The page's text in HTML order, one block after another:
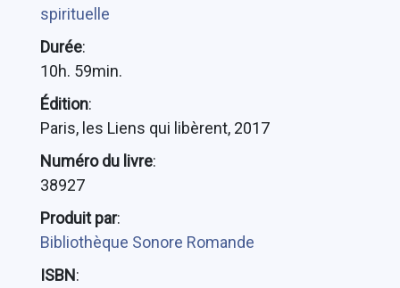
spirituelle
Durée:
10h. 59min.
Édition:
Paris, les Liens qui libèrent, 2017
Numéro du livre:
38927
Produit par:
Bibliothèque Sonore Romande
ISBN: